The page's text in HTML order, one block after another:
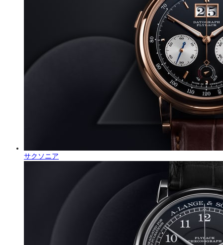
サクソニア